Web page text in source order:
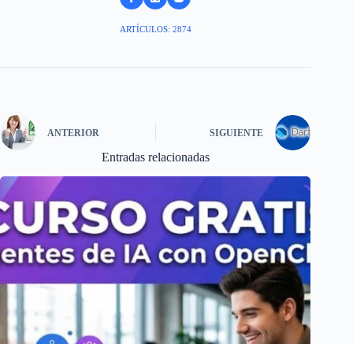
ARTÍCULOS: 2874
ANTERIOR SIGUIENTE
Entradas relacionadas